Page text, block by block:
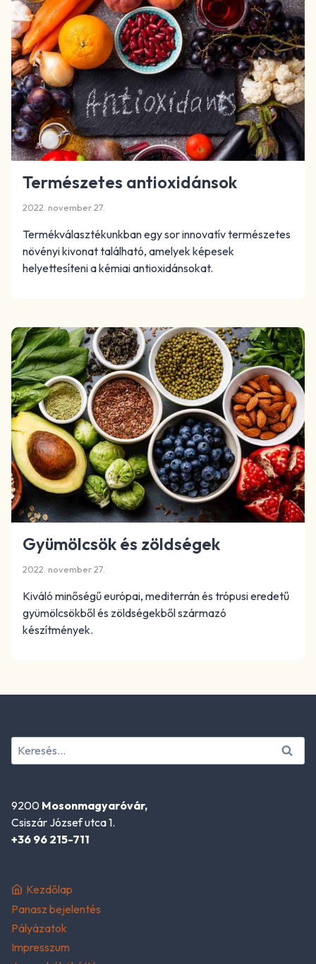
Természetes antioxidánsok
2022. november 27.
Termékválasztékunkban egy sor innovatív természetes
növényi kivonat található, amelyek képesek
helyettesíteni a kémiai antioxidánsokat.
Gyümölcsök és zöldségek
2022. november 27.
Kiváló minőségű európai, mediterrán és trópusi eredetű
gyümölcsökből és zöldségekből származó
készítmények.
Keresés:
9200 Mosonmagyaróvár,
Csiszár József utca 1.
+36 96 215-711
Kezdőlap
Panasz bejelentés
Pályázatok
Impresszum